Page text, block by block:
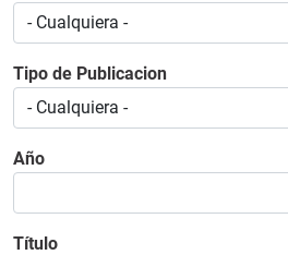
Tipo de Publicacion
Año
Título